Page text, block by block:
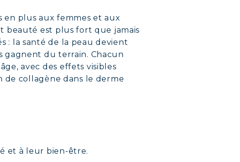
en plus aux femmes et aux
beauté est plus fort que jamais
: la santé de la peau devient
gagnent du terrain. Chacun
avec des effets visibles
de collagène dans le derme
et à leur bien-être.